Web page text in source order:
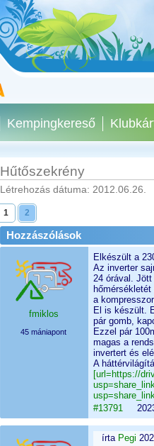
Kempingkereső
Hűtőszekrény
Létrehozás dátuma: 2012.06.26.
1 2
Hozzászólások
fmiklos
45 mániapont
Elkészült a
Az inverter
24 órával.
a
El is készült.
pár gomb,
Ezzel pár
magas a
invertert és
A
[url=https://
#13791
írta Pegi